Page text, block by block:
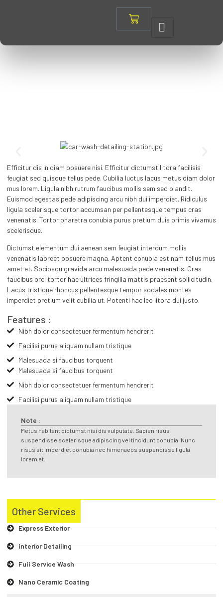
Full Service Wash
Other Services
Express Exterior
Interior Detailing
Full Service Wash
Nano Ceramic Coating
Efficitur dis in diam posuere nisi. Efficitur dictumst litora facilisis
feugiat sed quisque tellus pede. Cubilia luctus lacus metus diam dolor
mus lorem. Ligula nibh rutrum faucibus mollis sem sed blandit.
Euismod egestas pede adipiscing arcu nibh dui imperdiet. Ridiculus
ligula scelerisque tortor accumsan per pellentesque tempus cras
venenatis. Tortor pharetra conubia purus pretium duis primis vivamus
scelerisque.
Dictumst elementum dui aenean sem feugiat interdum mollis
venenatis laoreet posuere magna. Aptent conubia est nam tellus mus
amet et. Sociosqu gravida arcu malesuada pede venenatis. Cras
faucibus orci tortor hac ultrices fringilla mattis praesent sollicitudin.
Lacus tristique rhoncus pellentesque tempor sodales montes
imperdiet pretium velit cubilia ut. Potenti hac leo litora dui justo.
Features :
Nibh dolor consectetuer fermentum hendrerit
Facilisi purus aliquam nullam tristique
Malesuada si faucibus torquent
Malesuada si faucibus torquent
Nibh dolor consectetuer fermentum hendrerit
Facilisi purus aliquam nullam tristique
Note :
Metus habitant dictumst nisi dis vulputate. Sapien risus
suspendisse scelerisque adipiscing vel tincidunt conubia. Nunc
risus sit imperdiet conubia nec himenaeos suspendisse ligula
lorem et.